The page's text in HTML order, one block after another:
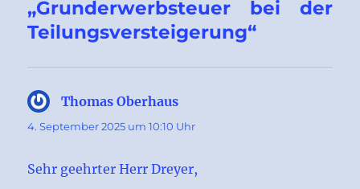
„Grunderwerbsteuer bei der
Teilungsversteigerung“
Thomas Oberhaus
4. September 2025 um 10:10 Uhr
Sehr geehrter Herr Dreyer,